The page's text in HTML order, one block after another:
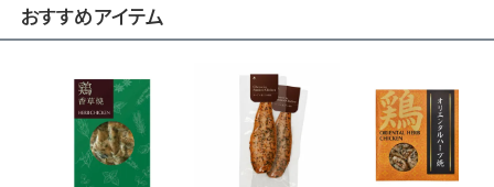
おすすめアイテム